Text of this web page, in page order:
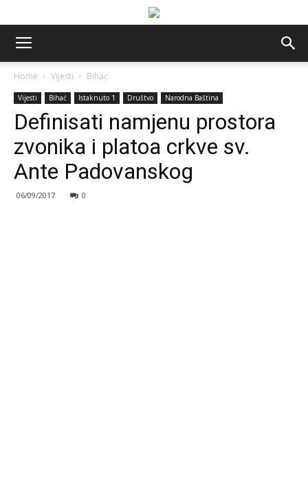
Home Vijesti Bihać
Vijesti Bihać Istaknuto 1 Društvo Narodna Baština
Definisati namjenu prostora
zvonika i platoa crkve sv.
Ante Padovanskog
06/09/2017 0